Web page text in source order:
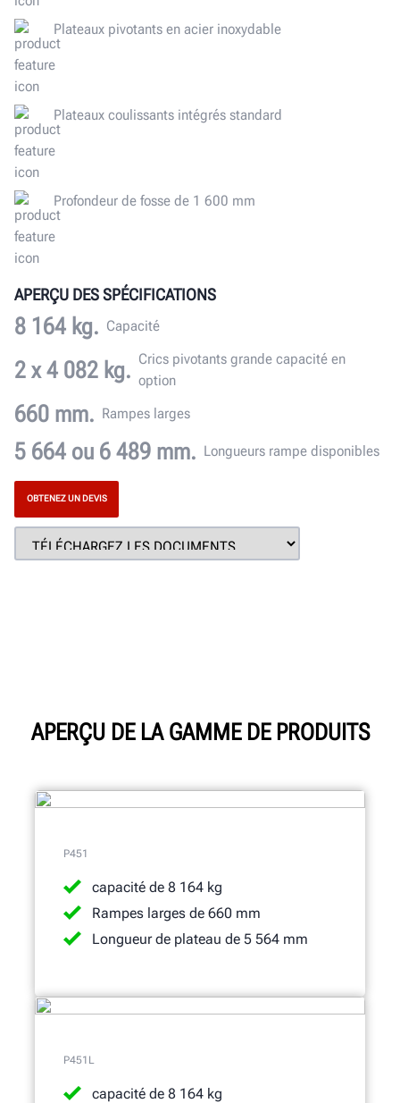
Plateaux pivotants en acier inoxydable
Plateaux coulissants intégrés standard
Profondeur de fosse de 1 600 mm
APERÇU DES SPÉCIFICATIONS
8 164 kg. Capacité
2 x 4 082 kg. Crics pivotants grande capacité en
option
660 mm. Rampes larges
5 664 ou 6 489 mm. Longueurs rampe disponibles
OBTENEZ UN DEVIS
APERÇU DE LA GAMME DE PRODUITS
P451
capacité de 8 164 kg
Rampes larges de 660 mm
Longueur de plateau de 5 564 mm
P451L
capacité de 8 164 kg